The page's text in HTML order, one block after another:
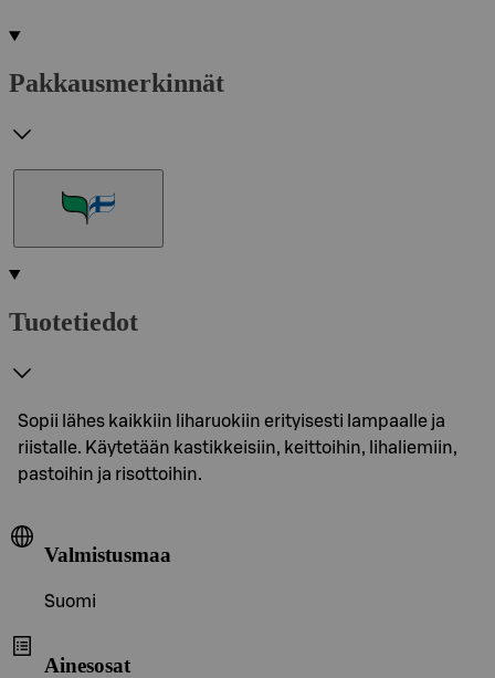
Pakkausmerkinnät
Tuotetiedot
Sopii lähes kaikkiin liharuokiin erityisesti lampaalle ja
riistalle. Käytetään kastikkeisiin, keittoihin, lihaliemiin,
pastoihin ja risottoihin.
Valmistusmaa
Suomi
Ainesosat